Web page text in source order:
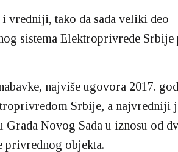
vredniji, tako da sada veliki deo
sistema Elektroprivrede Srbije
najviše ugovora 2017.
Srbije, a najvredniji
Novog Sada u iznosu od
privrednog objekta.